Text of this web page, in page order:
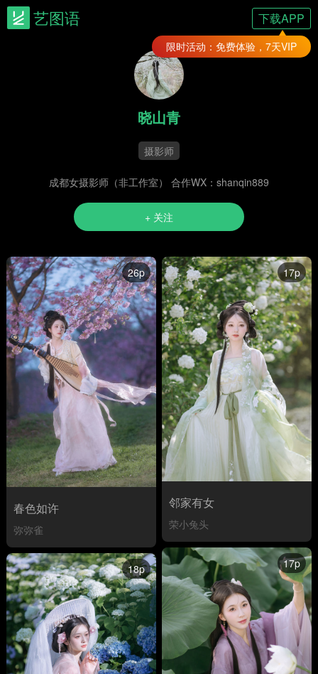
艺图语 下载APP
限时活动：免费体验，7天VIP
晓山青
摄影师
成都女摄影师（非工作室） 合作WX：shanqin889
+ 关注
26p
春色如许
弥弥雀
17p
邻家有女
荣小兔头
17p
18p